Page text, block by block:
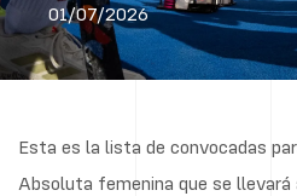
01/07/2026
Esta es la lista de convocadas
Absoluta femenina que se llevará